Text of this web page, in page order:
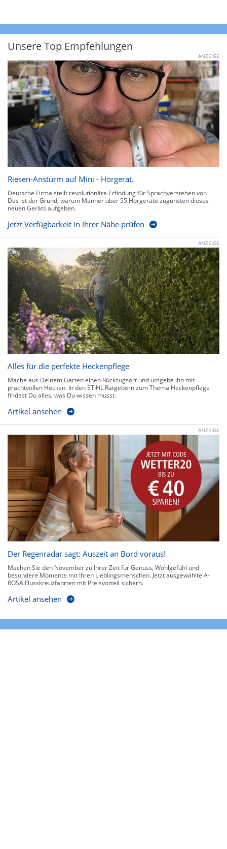
Unsere Top Empfehlungen
ANZEIGE
Riesen-Ansturm auf Mini - Hörgerät.
Deutsche Firma stellt revolutionäre Erfindung für Sprachverstehen vor.
Das ist der Grund, warum Männer über 55 Hörgeräte zugunsten dieses
neuen Geräts aufgeben.
Jetzt Verfügbarkeit in Ihrer Nähe prüfen
ANZEIGE
Alles für die perfekte Heckenpflege
Mache aus Deinem Garten einen Rückzugsort und umgebe ihn mit
prachtvollen Hecken. In den STIHL Ratgebern zum Thema Heckenpflege
findest Du alles, was Du wissen musst.
Artikel ansehen
ANZEIGE
Der Regenradar sagt: Auszeit an Bord voraus!
Machen Sie den November zu Ihrer Zeit für Genuss, Wohlgefühl und
besondere Momente mit Ihren Lieblingsmenschen. Jetzt ausgewählte A-
ROSA Flusskreuzfahrten mit Preisvorteil sichern.
Artikel ansehen